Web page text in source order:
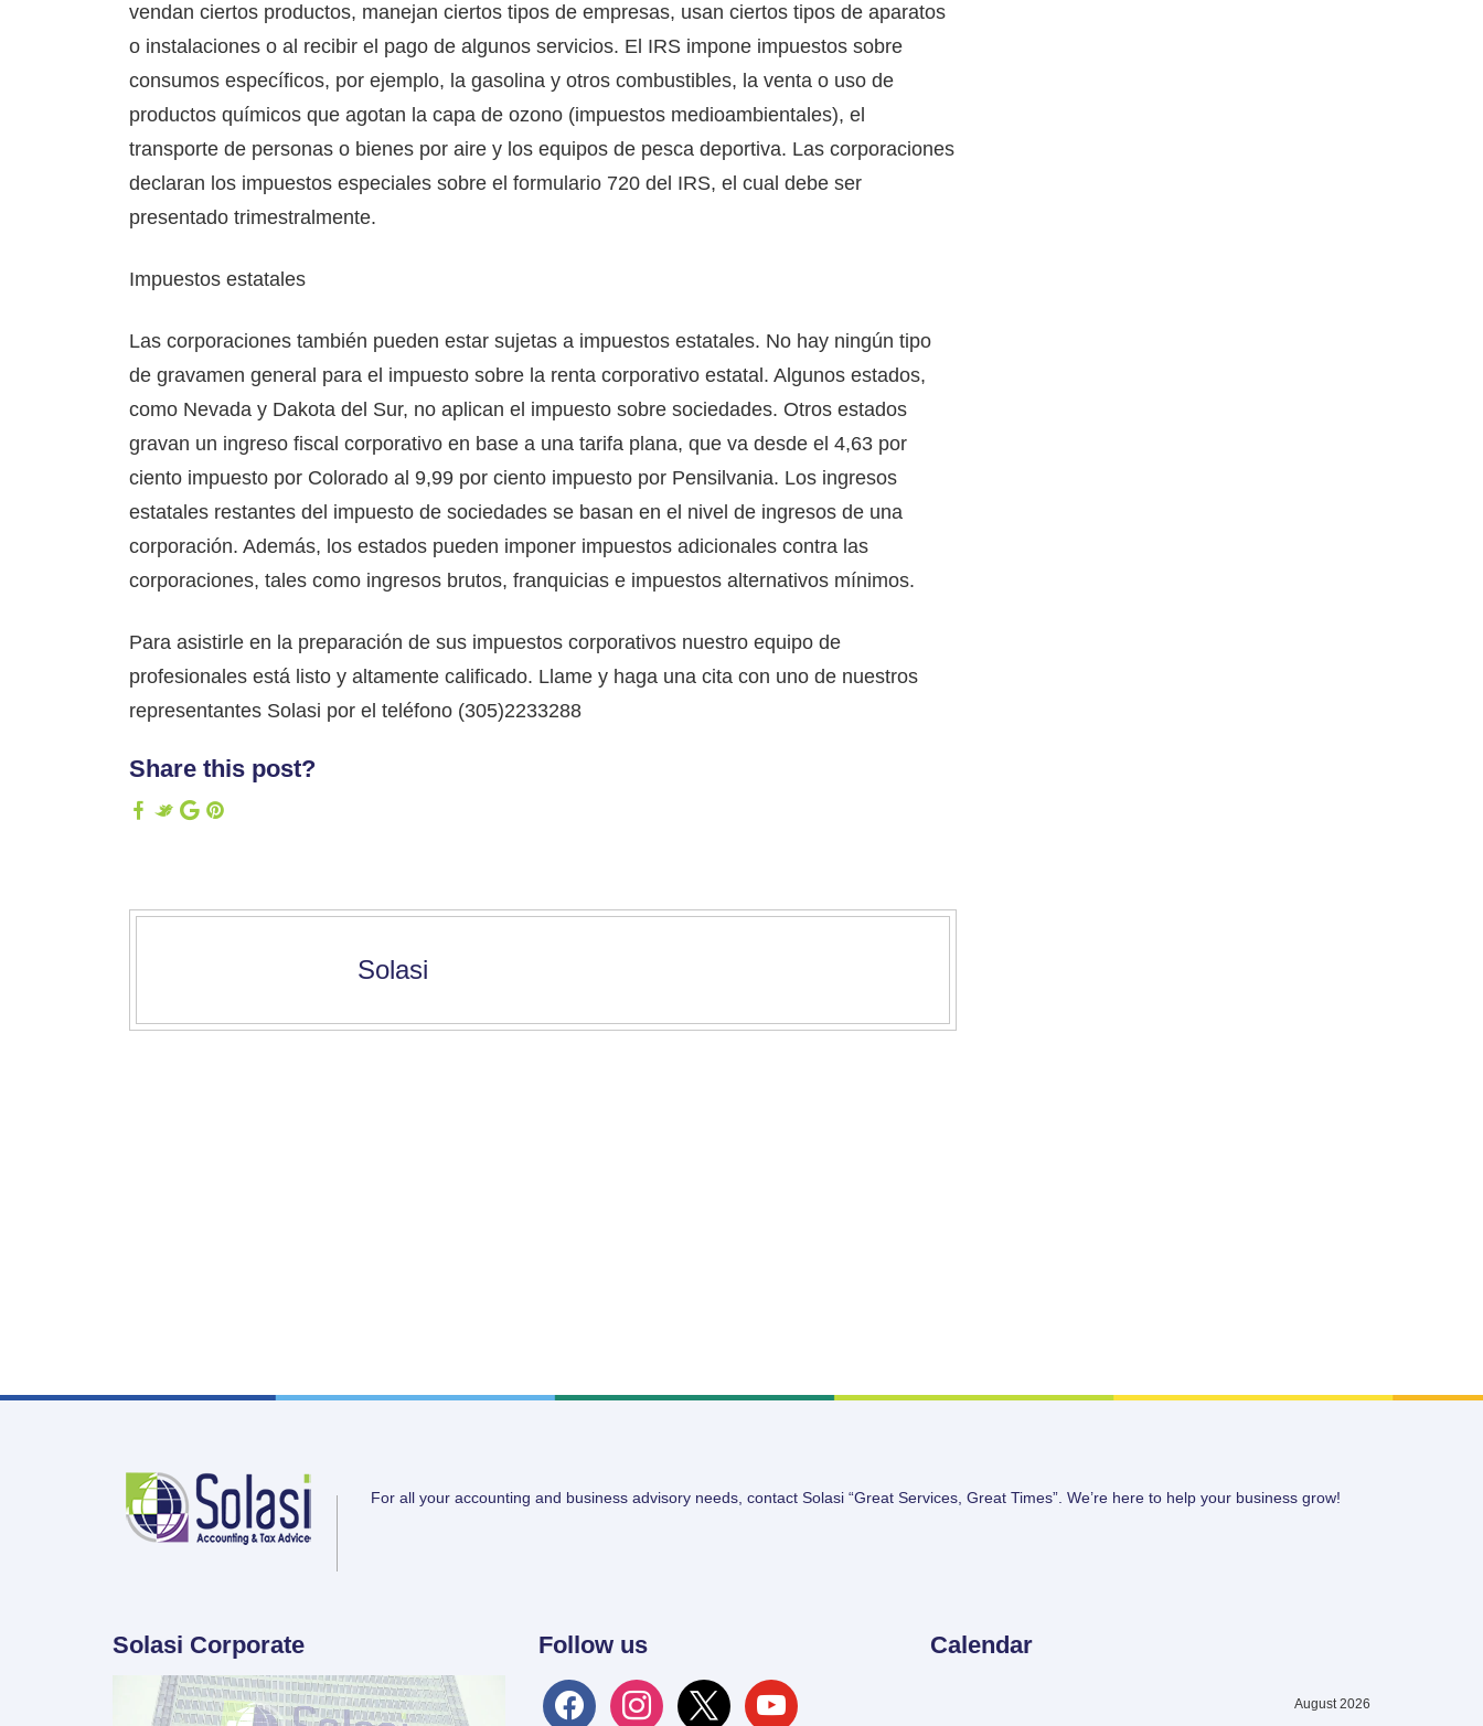
vendan ciertos productos, manejan ciertos tipos de empresas, usan ciertos tipos de aparatos
o instalaciones o al recibir el pago de algunos servicios. El IRS impone impuestos sobre
consumos específicos, por ejemplo, la gasolina y otros combustibles, la venta o uso de
productos químicos que agotan la capa de ozono (impuestos medioambientales), el
transporte de personas o bienes por aire y los equipos de pesca deportiva. Las corporaciones
declaran los impuestos especiales sobre el formulario 720 del IRS, el cual debe ser
presentado trimestralmente.
Impuestos estatales
Las corporaciones también pueden estar sujetas a impuestos estatales. No hay ningún tipo
de gravamen general para el impuesto sobre la renta corporativo estatal. Algunos estados,
como Nevada y Dakota del Sur, no aplican el impuesto sobre sociedades. Otros estados
gravan un ingreso fiscal corporativo en base a una tarifa plana, que va desde el 4,63 por
ciento impuesto por Colorado al 9,99 por ciento impuesto por Pensilvania. Los ingresos
estatales restantes del impuesto de sociedades se basan en el nivel de ingresos de una
corporación. Además, los estados pueden imponer impuestos adicionales contra las
corporaciones, tales como ingresos brutos, franquicias e impuestos alternativos mínimos.
Para asistirle en la preparación de sus impuestos corporativos nuestro equipo de
profesionales está listo y altamente calificado. Llame y haga una cita con uno de nuestros
representantes Solasi por el teléfono (305)2233288
Share this post?
Solasi
For all your accounting and business advisory needs, contact Solasi “Great Services, Great Times”. We’re here to help your business grow!
Solasi Corporate
Video
Player
Follow us
facebookinstagram
x youtube
Calendar
August 2026